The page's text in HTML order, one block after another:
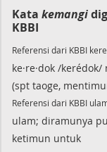
Kata kemangi
KBBI
Referensi dari KBBI
ke·re·dok /
(spt taoge,
Referensi dari KBBI
ulam; diramunya
ketimun untuk